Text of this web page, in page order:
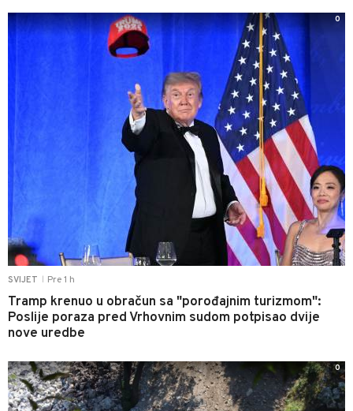
SVIJET Pre 1 h
Tramp krenuo u obračun sa "porođajnim turizmom":
Poslije poraza pred Vrhovnim sudom potpisao dvije
nove uredbe
0
0